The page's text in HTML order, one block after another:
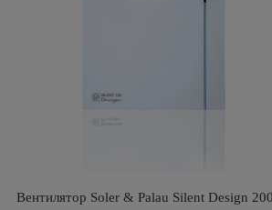
Вентилятор Soler & Palau Silent Design